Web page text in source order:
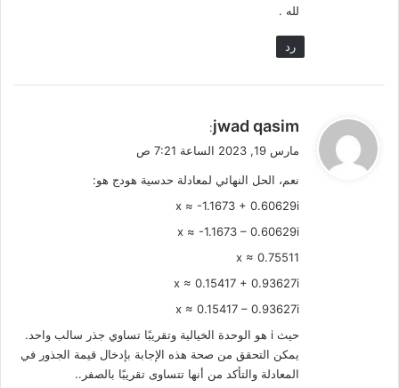
لله .
رد
ي
ل
jwad qasim
:
مارس 19, 2023 الساعة 7:21 ص
نعم، الحل النهائي لمعادلة حدسية هودج هو:
x ≈ -1.1673 + 0.60629i
x ≈ -1.1673 – 0.60629i
x ≈ 0.75511
x ≈ 0.15417 + 0.93627i
x ≈ 0.15417 – 0.93627i
حيث i هو الوحدة الخيالية وتقريبًا تساوي جذر سالب واحد.
يمكن التحقق من صحة هذه الإجابة بإدخال قيمة الجذور في
المعادلة والتأكد من أنها تتساوى تقريبًا بالصفر..